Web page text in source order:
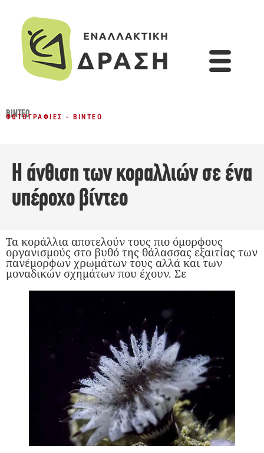
ΒΊΝΤΕΟ
ΦΩΤΟΓΡΑΦΊΕΣ - ΒΊΝΤΕΟ
Η άνθιση των κοραλλιών σε ένα
υπέροχο βίντεο
Τα κοράλλια αποτελούν τους πιο όμορφους
οργανισμούς στο βυθό της θάλασσας εξαιτίας των
πανέμορφων χρωμάτων τους αλλά και των
μοναδικών σχημάτων που έχουν. Σε